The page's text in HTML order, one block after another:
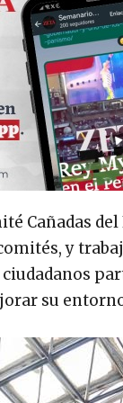
Cañadas
y
su